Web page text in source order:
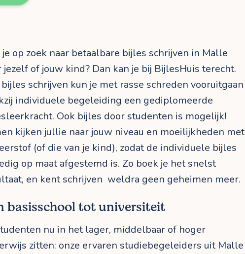
je op zoek naar betaalbare bijles schrijven in Malle
jezelf of jouw kind? Dan kan je bij BijlesHuis terecht.
schrijven kun je met rasse schreden vooruitgaan
individuele begeleiding een gediplomeerde
Ook bijles door studenten is mogelijk!
kijken jullie naar jouw niveau en moeilijkheden met
(of die van je kind), zodat de individuele bijles
op maat afgestemd is. Zo boek je het snelst
en kent schrijven weldra geen geheimen meer.
basisschool tot universiteit
nu in het lager, middelbaar of hoger
zitten: onze ervaren studiebegeleiders uit Malle